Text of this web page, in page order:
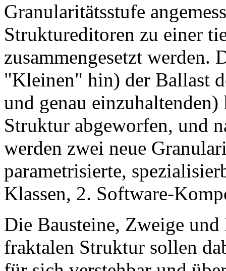
Granularitätsstufe
Struktureditoren zu einer
zusammengesetzt werden.
"Kleinen" hin) der Ballast
und genau
Struktur abgeworfen, und
werden zwei neue
parametrisierte,
Klassen, 2. Software-
Die Bausteine, Zweige
fraktalen Struktur sollen